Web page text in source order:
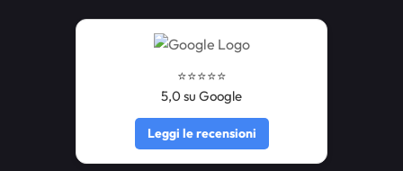
⭐️⭐️⭐️⭐️⭐️
5,0 su Google
Leggi le recensioni